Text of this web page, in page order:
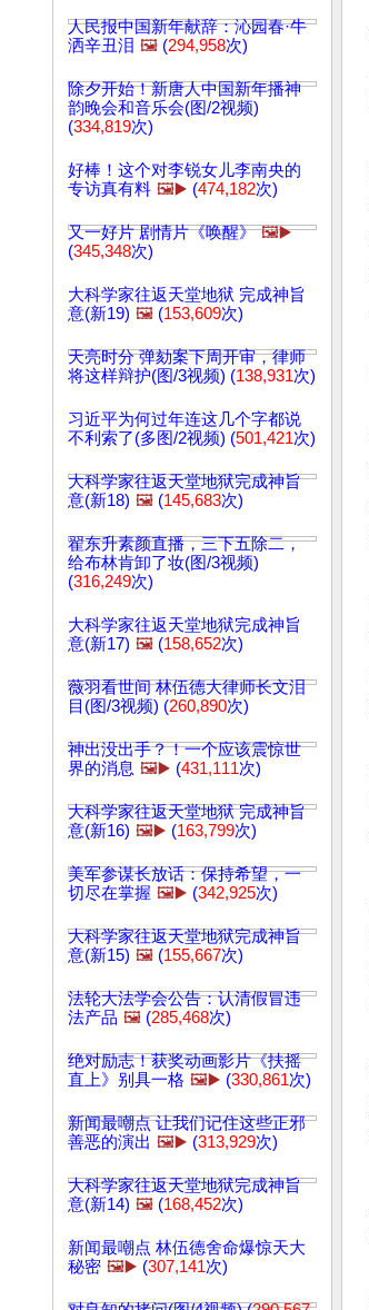
人民报中国新年献辞：沁园春·牛
洒辛丑泪 🖼️ (294,958次)
除夕开始！新唐人中国新年播神
韵晚会和音乐会(图/2视频)
(334,819次)
好棒！这个对李锐女儿李南央的
专访真有料 🖼️▶️ (474,182次)
又一好片 剧情片《唤醒》 🖼️▶️
(345,348次)
大科学家往返天堂地狱 完成神旨
意(新19) 🖼️ (153,609次)
天亮时分 弹劾案下周开审，律师
将这样辩护(图/3视频) (138,931次)
习近平为何过年连这几个字都说
不利索了(多图/2视频) (501,421次)
大科学家往返天堂地狱完成神旨
意(新18) 🖼️ (145,683次)
翟东升素颜直播，三下五除二，
给布林肯卸了妆(图/3视频)
(316,249次)
大科学家往返天堂地狱完成神旨
意(新17) 🖼️ (158,652次)
薇羽看世间 林伍德大律师长文泪
目(图/3视频) (260,890次)
神出没出手？！一个应该震惊世
界的消息 🖼️▶️ (431,111次)
大科学家往返天堂地狱 完成神旨
意(新16) 🖼️▶️ (163,799次)
美军参谋长放话：保持希望，一
切尽在掌握 🖼️▶️ (342,925次)
大科学家往返天堂地狱完成神旨
意(新15) 🖼️ (155,667次)
法轮大法学会公告：认清假冒违
法产品 🖼️ (285,468次)
绝对励志！获奖动画影片《扶摇
直上》别具一格 🖼️▶️ (330,861次)
新闻最嘲点 让我们记住这些正邪
善恶的演出 🖼️▶️ (313,929次)
大科学家往返天堂地狱完成神旨
意(新14) 🖼️ (168,452次)
新闻最嘲点 林伍德舍命爆惊天大
秘密 🖼️▶️ (307,141次)